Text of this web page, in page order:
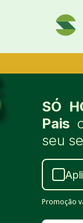
SÓ
Pais
seu
Promoção